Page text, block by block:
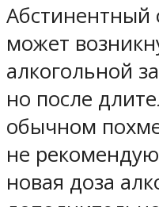
Абстинентный
может
алкогольной
но после
обычном
не
новая доза